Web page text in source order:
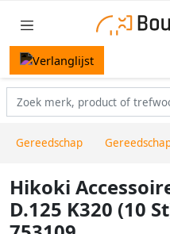
Gereedschap
Hikoki
D.125 K320 (10